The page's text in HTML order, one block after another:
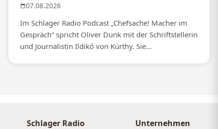
07.08.2026
Im Schlager Radio Podcast „Chefsache! Macher im
Gespräch“ spricht Oliver Dunk mit der Schriftstellerin
und Journalistin Ildikó von Kürthy. Sie...
Schlager Radio Unternehmen